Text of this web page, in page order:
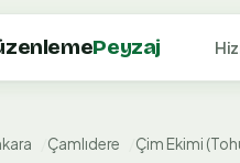
Peyzaj
Çamlıdere Çim Ekimi